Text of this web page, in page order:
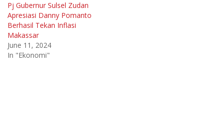
Pj Gubernur Sulsel Zudan
Apresiasi Danny Pomanto
Berhasil Tekan Inflasi
Makassar
June 11, 2024
In "Ekonomi"